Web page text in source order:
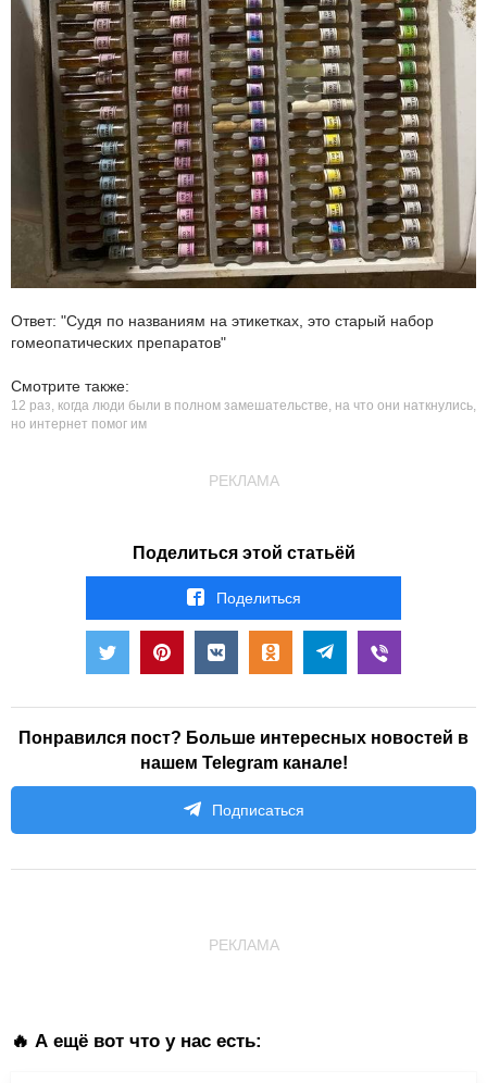
Ответ: "Судя по названиям на этикетках, это старый набор
гомеопатических препаратов"
Смотрите также:
12 раз, когда люди были в полном замешательстве, на что они наткнулись,
но интернет помог им
РЕКЛАМА
Поделиться этой статьёй
Поделиться
Понравился пост? Больше интересных новостей в
нашем Telegram канале!
Подписаться
РЕКЛАМА
🔥 А ещё вот что у нас есть: